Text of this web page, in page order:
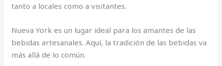
tanto a locales como a visitantes.
Nueva York es un lugar ideal para los amantes de las
bebidas artesanales. Aquí, la tradición de las bebidas va
más allá de lo común.